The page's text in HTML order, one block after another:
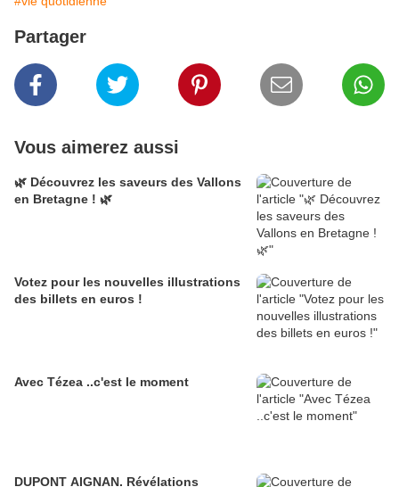
Partager
Vous aimerez aussi
🌿 Découvrez les saveurs des Vallons
en Bretagne ! 🌿
Votez pour les nouvelles illustrations
des billets en euros !
Avec Tézea ..c'est le moment
DUPONT AIGNAN. Révélations